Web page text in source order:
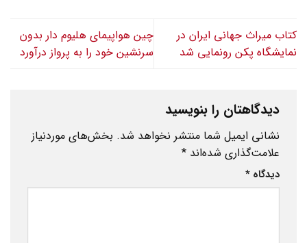
کتاب میراث جهانی ایران در
نمایشگاه پکن رونمایی شد
چین هواپیمای هلیوم دار بدون
سرنشین خود را به پرواز درآورد
دیدگاهتان را بنویسید
نشانی ایمیل شما منتشر نخواهد شد. بخش‌های موردنیاز
علامت‌گذاری شده‌اند *
دیدگاه *